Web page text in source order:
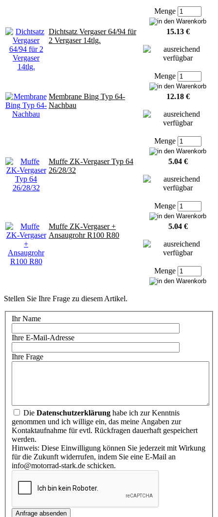
Menge
Dichtsatz Vergaser 64/94 für
2 Vergaser 14tlg.
15.13 €
Menge
Membrane Bing Typ 64-
Nachbau
12.18 €
Menge
Muffe ZK-Vergaser Typ 64
26/28/32
5.04 €
Menge
Muffe ZK-Vergaser +
Ansaugrohr R100 R80
5.04 €
Menge
Stellen Sie Ihre Frage zu diesem Artikel.
Ihr Name
Ihre E-Mail-Adresse
Ihre Frage
Die Datenschutzerklärung habe ich zur Kenntnis
genommen und ich willige ein, das meine Angaben zur
Kontaktaufnahme für evtl. Rückfragen dauerhaft gespeichert
werden.
Hinweis: Diese Einwilligung können Sie jederzeit mit Wirkung
für die Zukunft widerrufen, indem Sie eine E-Mail an
info@motorrad-stark.de schicken.